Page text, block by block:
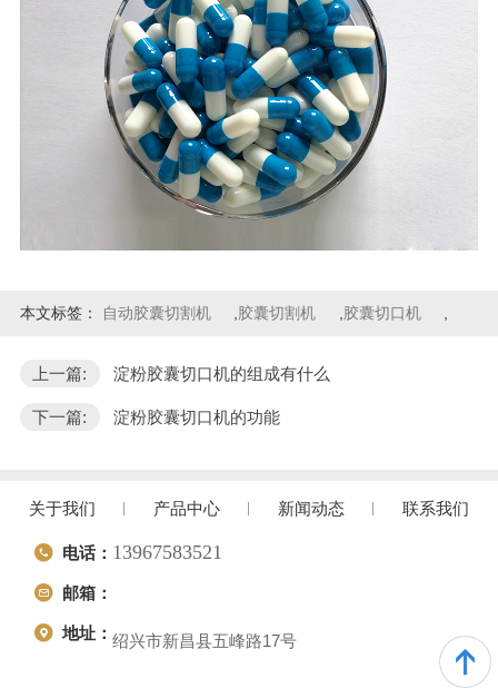
本文标签： 自动胶囊切割机 ,胶囊切割机 ,胶囊切口机 ,
上一篇: 淀粉胶囊切口机的组成有什么
下一篇: 淀粉胶囊切口机的功能
关于我们 产品中心 新闻动态 联系我们
电话： 13967583521
邮箱：
地址： 绍兴市新昌县五峰路17号